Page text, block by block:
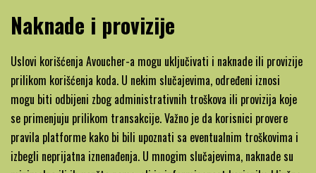
Naknade i provizije
Uslovi korišćenja Avoucher-a mogu uključivati i naknade ili provizije
prilikom korišćenja koda. U nekim slučajevima, određeni iznosi
mogu biti odbijeni zbog administrativnih troškova ili provizija koje
se primenjuju prilikom transakcije. Važno je da korisnici provere
pravila platforme kako bi bili upoznati sa eventualnim troškovima i
izbegli neprijatna iznenađenja. U mnogim slučajevima, naknade su